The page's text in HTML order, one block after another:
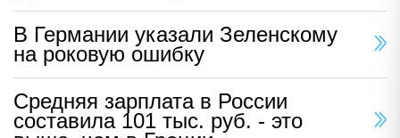
В Германии указали Зеленскому
на роковую ошибку
Средняя зарплата в России
составила 101 тыс. руб. - это